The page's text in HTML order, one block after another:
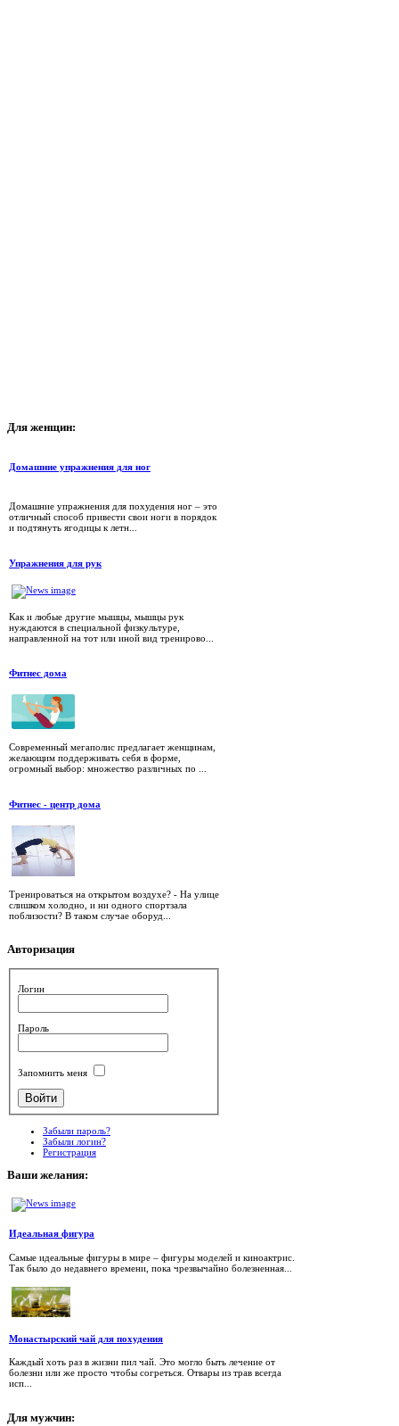
Для женщин:
Домашние упражнения для ног
Домашние упражнения для похудения ног – это
отличный способ привести свои ноги в порядок
и подтянуть ягодицы к летн...
Упражнения для рук
Как и любые другие мышцы, мышцы рук
нуждаются в специальной физкультуре,
направленной на тот или иной вид тренирово...
Фитнес дома
Современный мегаполис предлагает женщинам,
желающим поддерживать себя в форме,
огромный выбор: множество различных по ...
Фитнес - центр дома
Тренироваться на открытом воздухе? - На улице
слишком холодно, и ни одного спортзала
поблизости? В таком случае оборуд...
Авторизация
Логин
Пароль
Запомнить меня
Забыли пароль?
Забыли логин?
Регистрация
Ваши желания:
Идеальная фигура
Самые идеальные фигуры в мире – фигуры моделей и киноактрис.
Так было до недавнего времени, пока чрезвычайно болезненная...
Монастырский чай для похудения
Каждый хоть раз в жизни пил чай. Это могло быть лечение от
болезни или же просто чтобы согреться. Отвары из трав всегда
исп...
Для мужчин: